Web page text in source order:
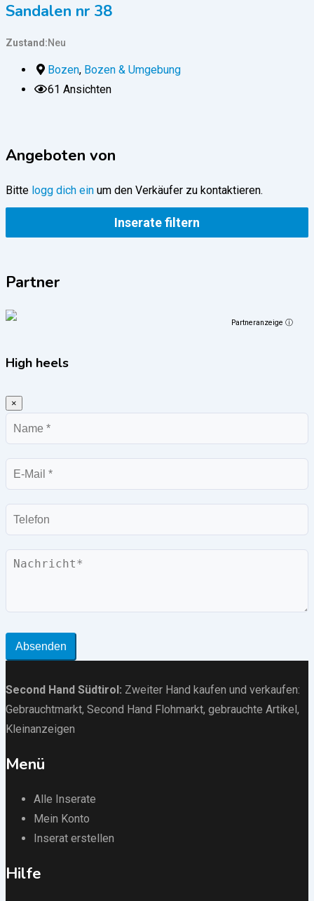
Sandalen nr 38
Zustand Neu
Bozen, Bozen & Umgebung
61 Ansichten
Angeboten von
Bitte logg dich ein um den Verkäufer zu kontaktieren.
Inserate filtern
Partner
Partneranzeige ⓘ
High heels
×
Name
E-
Mail
Telefon
Nachricht
Absenden
Second Hand Südtirol : Zweiter Hand kaufen und verkaufen:
Gebrauchtmarkt, Second Hand Flohmarkt, gebrauchte Artikel ,
Kleinanzeigen
Menü
Alle Inserate
Mein Konto
Inserat erstellen
Hilfe